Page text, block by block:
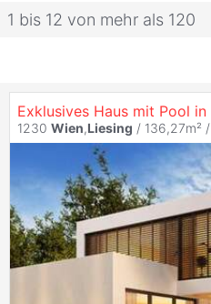
1 bis 12 von mehr als 120
Exklusives Haus mit Pool in
1230 Wien,Liesing / 136,27m² /